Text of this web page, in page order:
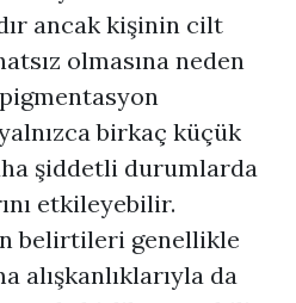
ancak kişinin cilt
olmasına neden
birkaç küçük
şiddetli durumlarda
etkileyebilir.
belirtileri genellikle
alışkanlıklarıyla da